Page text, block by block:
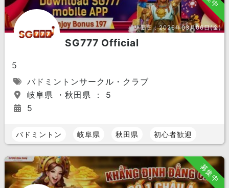
更新日：2026年03月06日(金)
SG777 Official
5
バドミントンサークル・クラブ
岐阜県 ・秋田県 ： 5
5
バドミントン 岐阜県 秋田県 初心者歓迎
募集中